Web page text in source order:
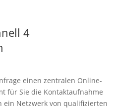
4
einen zentralen Online-
für Sie die Kontaktaufnahme
Netzwerk von qualifizierten